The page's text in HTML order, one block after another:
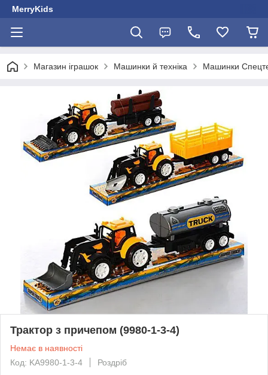
MerryKids
Магазин іграшок Машинки й техніка Машинки
Трактор з причепом (9980-1-3-4)
Немає в наявності
Код: KA9980-1-3-4
Роздріб